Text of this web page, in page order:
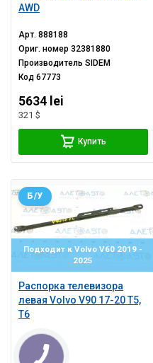
AWD
Арт.888188
Ориг. номер32381880
ПроизводительSIDEM
Код67773
5634 lei
321 $
Купить
Подходит к Volvo V60 2019 -
2025
Распорка телевизора
левая Volvo V90 17-20 T5,
T6
Б/У